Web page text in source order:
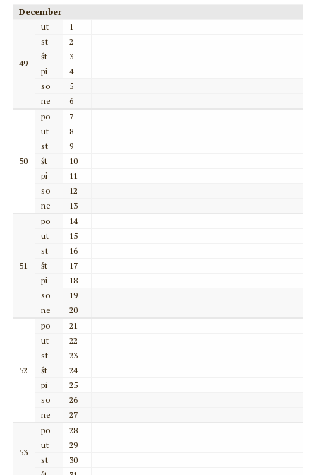
December
49
ut
1
st
2
št
3
pi
4
so
5
ne
6
50
po
7
ut
8
st
9
št
10
pi
11
so
12
ne
13
51
po
14
ut
15
st
16
št
17
pi
18
so
19
ne
20
52
po
21
ut
22
st
23
št
24
pi
25
so
26
ne
27
53
po
28
ut
29
st
30